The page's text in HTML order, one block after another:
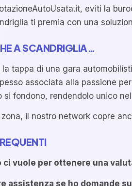
eviti la
ti premia con una
A SCANDRIGLIA…
tappa di una gara
associata alla passione
si fondono, rendendolo unico
il nostro network copre
ci vuole per ottenere una
assistenza se ho domande